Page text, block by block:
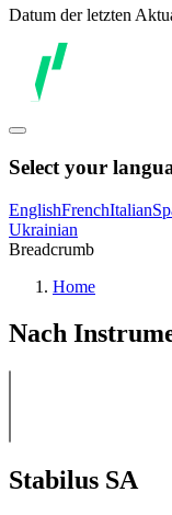
Datum der letzten
Select your
EnglishFrenchItalian
Ukrainian
Breadcrumb
Home
Nach
Stabilus SA